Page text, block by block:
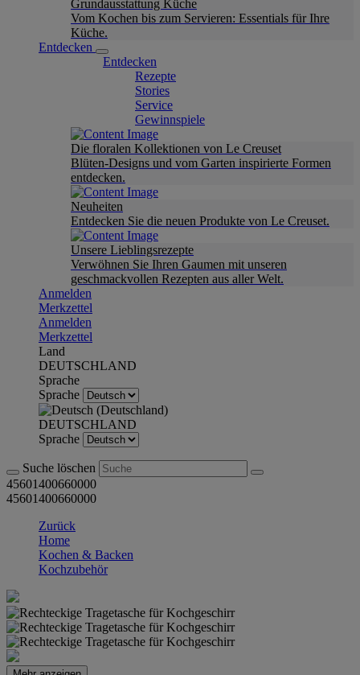
Grundausstattung Küche
Vom Kochen bis zum Servieren: Essentials für Ihre
Küche.
Entdecken
Entdecken
Rezepte
Stories
Service
Gewinnspiele
Die floralen Kollektionen von Le Creuset
Blüten-Designs und vom Garten inspirierte Formen
entdecken.
Neuheiten
Entdecken Sie die neuen Produkte von Le Creuset.
Unsere Lieblingsrezepte
Verwöhnen Sie Ihren Gaumen mit unseren
geschmackvollen Rezepten aus aller Welt.
Anmelden
Merkzettel
Anmelden
Merkzettel
Land
DEUTSCHLAND
Sprache
Sprache
DEUTSCHLAND
Sprache
Suche löschen
45601400660000
45601400660000
Zurück
Home
Kochen & Backen
Kochzubehör